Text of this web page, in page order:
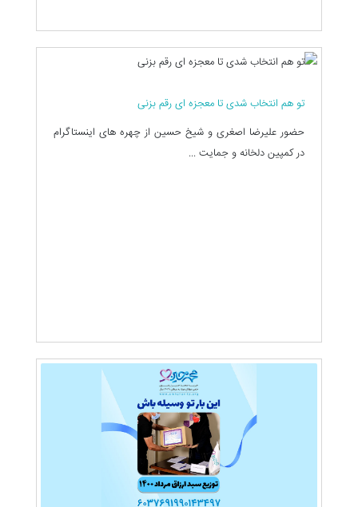
تو هم انتخاب شدی تا معجزه ای رقم بزنی
حضور علیرضا اصغری و شیخ حسین از چهره های اینستاگرام
در کمپین دلخانه و جمایت ...